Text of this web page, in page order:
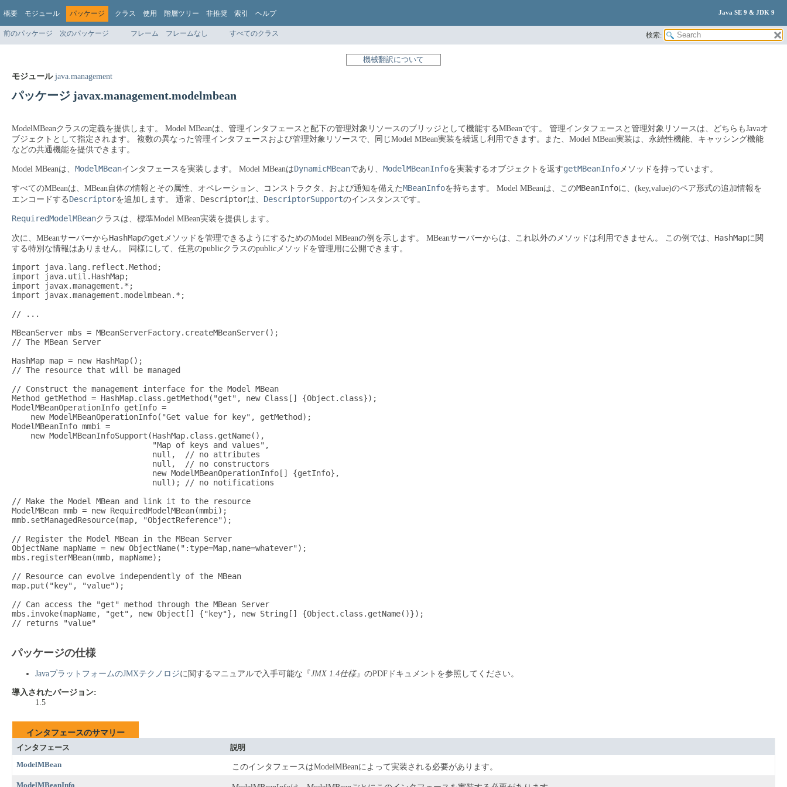
概要 モジュール パッケージ クラス 使用 階層ツリー 非推奨 索引 ヘルプ Java SE 9 & JDK 9
前のパッケージ 次のパッケージ フレーム フレームなし すべてのクラス 検索:
機械翻訳について
モジュール java.management
パッケージ javax.management.modelmbean
ModelMBeanクラスの定義を提供します。 Model MBeanは、管理インタフェースと配下の管理対象リソースのブリッジとして機能するMBeanです。
管理インタフェースと管理対象リソースは、どちらもJavaオ
ブジェクトとして指定されます。
複数の異なった管理インタフェースおよび管理対象リソースで、同じModel MBean実装を繰返し利用できます。また、Model MBean実装は、永続性機能、キャッシング機能
などの共通機能を提供できます。
Model MBeanは、 ModelMBeanインタフェースを実装します。 Model MBeanはDynamicMBeanであり、 ModelMBeanInfoを実装するオブジェクトを返すgetMBeanInfoメソッドを持っています。
すべてのMBeanは、MBean自体の情報とその属性、オペレーション、コンストラクタ、および通知を備えたMBeanInfoを持ちます。 Model MBeanは、このMBeanInfoに、(key,value)のペア形式の追加情報を
エンコードする Descriptorを追加します。 通常、 Descriptorは、 DescriptorSupportのインスタンスです。
RequiredModelMBeanクラスは、標準Model MBean実装を提供します。
次に、MBeanサーバーから HashMapのget メソッドを管理できるようにするためのModel MBeanの例を示します。 MBeanサーバーからは、これ以外のメソッドは利用できません。 この例では、 HashMapに関
する特別な情報はありません。
同様にして、任意のpublicクラスのpublicメソッドを管理用に公開できます。
import java.lang.reflect.Method;
import java.util.HashMap;
import javax.management.*;
import javax.management.modelmbean.*;
// ...
MBeanServer mbs = MBeanServerFactory.createMBeanServer();
// The MBean Server
HashMap map = new HashMap();
// The resource that will be managed
// Construct the management interface for the Model MBean
Method getMethod = HashMap.class.getMethod("get", new Class[] {Object.class});
ModelMBeanOperationInfo getInfo =
    new ModelMBeanOperationInfo("Get value for key", getMethod);
ModelMBeanInfo mmbi =
    new ModelMBeanInfoSupport(HashMap.class.getName(),
                              "Map of keys and values",
                              null,  // no attributes
                              null,  // no constructors
                              new ModelMBeanOperationInfo[] {getInfo},
                              null); // no notifications
// Make the Model MBean and link it to the resource
ModelMBean mmb = new RequiredModelMBean(mmbi);
mmb.setManagedResource(map, "ObjectReference");
// Register the Model MBean in the MBean Server
ObjectName mapName = new ObjectName(":type=Map,name=whatever");
mbs.registerMBean(mmb, mapName);
// Resource can evolve independently of the MBean
map.put("key", "value");
// Can access the "get" method through the MBean Server
mbs.invoke(mapName, "get", new Object[] {"key"}, new String[] {Object.class.getName()});
// returns "value"
パッケージの仕様
JavaプラットフォームのJMXテクノロジに関するマニュアルで入手可能な『JMX 1.4仕様』のPDFドキュメントを参照してください。
導入されたバージョン:
1.5
インタフェースのサマリー
インタフェース
説明
ModelMBean
このインタフェースはModelMBeanによって実装される必要があります。
ModelMBeanInfo